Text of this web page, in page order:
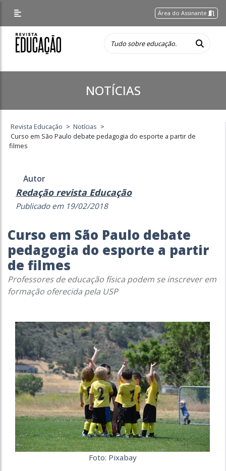
Área do Assinante
NOTÍCIAS
Revista Educação > Notícias >
Curso em São Paulo debate pedagogia do esporte a partir de
filmes
Autor
Redação revista Educação
Publicado em 19/02/2018
Curso em São Paulo debate
pedagogia do esporte a partir
de filmes
Professores de educação física podem se inscrever em
formação oferecida pela USP
Foto: Pixabay